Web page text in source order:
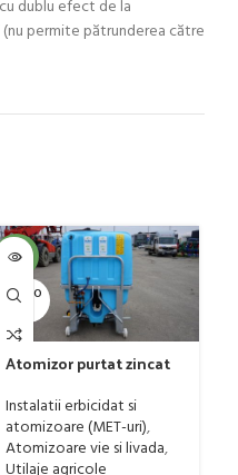
dublu efect de la
permite pătrunderea către
-4%
SOLD O
UT
Atomizor purtat zincat
Bufer, model Ronda,
300 litri
Instalatii erbicidat si
atomizoare (MET-uri),
Atomizoare vie si livada,